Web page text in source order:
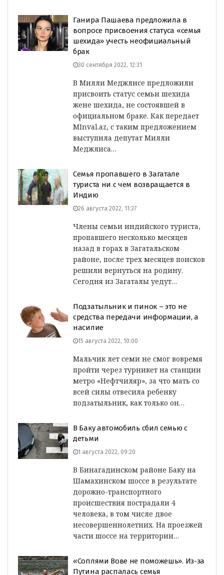
Ганира Пашаева предложила в
вопросе присвоения статуса «семья
шехида» учесть неофициальный
брак
30 сентября 2022, 12:31
В Милли Меджлисе предложили
присвоить статус семьи шехида
жене шехида, не состоявшей в
официальном браке. Как передает
MInval.az, с таким предложением
выступила депутат Милли
Меджлиса…
Семья пропавшего в Загатале
туриста ни с чем возвращается в
Индию
26 августа 2022, 11:37
Члены семьи индийского туриста,
пропавшего несколько месяцев
назад в горах в Загатальском
районе, после трех месяцев поисков
решили вернуться на родину.
Сегодня из Загаталы уедут…
Подзатыльник и пинок – это не
средства передачи информации, а
насилие
15 августа 2022, 10:00
Мальчик лет семи не смог вовремя
пройти через турникет на станции
метро «Нефтчиляр», за что мать со
всей силы отвесила ребенку
подзатыльник, как только он…
В Баку автомобиль сбил семью с
детьми
1 августа 2022, 09:20
В Бинагадинском районе Баку на
Шамахинском шоссе в результате
дорожно-транспортного
происшествия пострадали 4
человека, в том числе двое
несовершеннолетних. На проезжей
части шоссе на территории…
«Соплями Вове не поможешь». Из-за
Путина распалась семья